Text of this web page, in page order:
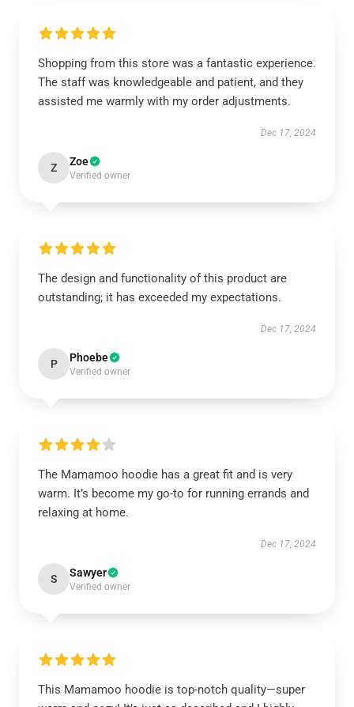
Shopping from this store was a fantastic experience.
The staff was knowledgeable and patient, and they
assisted me warmly with my order adjustments.
Dec 17, 2024
Z Zoe
Verified owner
The design and functionality of this product are
outstanding; it has exceeded my expectations.
Dec 17, 2024
P Phoebe
Verified owner
The Mamamoo hoodie has a great fit and is very
warm. It’s become my go-to for running errands and
relaxing at home.
Dec 17, 2024
S Sawyer
Verified owner
This Mamamoo hoodie is top-notch quality—super